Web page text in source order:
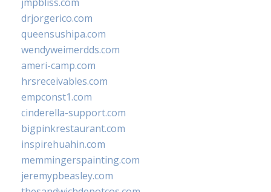
drjorgerico.com
queensushipa.com
wendyweimerdds.com
ameri-camp.com
hrsreceivables.com
empconst1.com
cinderella-support.com
bigpinkrestaurant.com
inspirehuahin.com
memmingerspainting.com
jeremypbeasley.com